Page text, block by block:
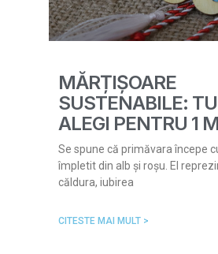
MĂRȚIȘOARE
SUSTENABILE:
ALEGI PENTRU 1
Se spune că primăvara începe
împletit din alb și roșu. El
căldura, iubirea
CITESTE MAI MULT >